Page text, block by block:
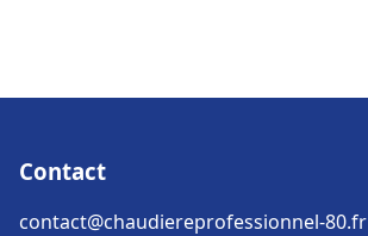
Contact
contact@chaudiereprofessionnel-80.fr